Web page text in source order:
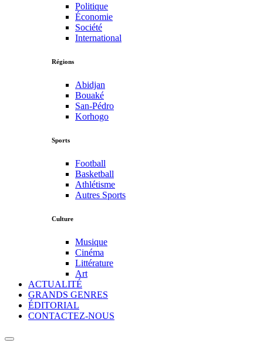
Politique
Économie
Société
International
Régions
Abidjan
Bouaké
San-Pédro
Korhogo
Sports
Football
Basketball
Athlétisme
Autres Sports
Culture
Musique
Cinéma
Littérature
Art
ACTUALITÉ
GRANDS GENRES
ÉDITORIAL
CONTACTEZ-NOUS